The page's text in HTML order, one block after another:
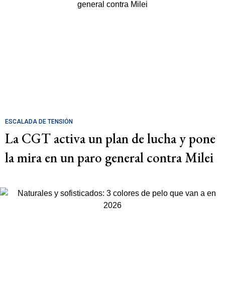
ESCALADA DE TENSIÓN
La CGT activa un plan de lucha y pone
la mira en un paro general contra Milei